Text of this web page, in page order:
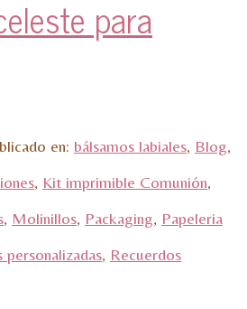
para
en: bálsamos labiales, Blog,
, Kit imprimible Comunión,
, Molinillos, Packaging, Papeleria
personalizadas, Recuerdos